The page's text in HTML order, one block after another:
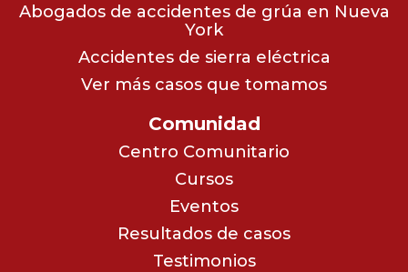
Abogados de accidentes de grúa en Nueva
York
Accidentes de sierra eléctrica
Ver más casos que tomamos
Comunidad
Centro Comunitario
Cursos
Eventos
Resultados de casos
Testimonios